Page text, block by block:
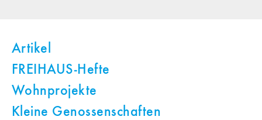
Artikel
FREIHAUS-Hefte
Wohnprojekte
Kleine Genossenschaften